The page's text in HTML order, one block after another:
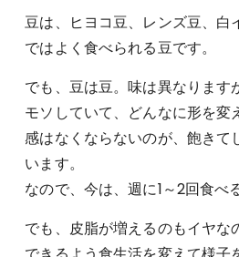
豆は、ヒヨコ豆、レンズ豆、白
ではよく食べられる豆です。
でも、豆は豆。味は異なります
モソしていて、どんなに形を変
感はなくならないのが、飽きて
います。
なので、今は、週に1～2回食べ
でも、皮脂が増えるのもイヤな